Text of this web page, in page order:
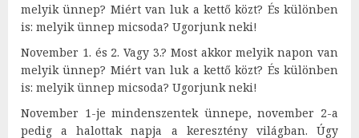
melyik ünnep? Miért van luk a kettő közt? És különben
is: melyik ünnep micsoda? Ugorjunk neki!
November 1. és 2. Vagy 3.? Most akkor melyik napon van
melyik ünnep? Miért van luk a kettő közt? És különben
is: melyik ünnep micsoda? Ugorjunk neki!
November 1-je mindenszentek ünnepe, november 2-a
pedig a halottak napja a keresztény világban. Úgy